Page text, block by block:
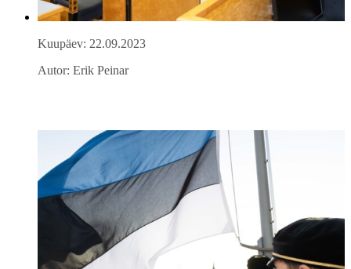
Kuupäev: 22.09.2023
Autor: Erik Peinar